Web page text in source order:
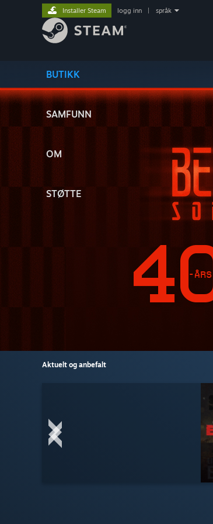
BUTIKK
SAMFUNN
OM
STØTTE
Installer Steam logg inn språk
Aktuelt og anbefalt